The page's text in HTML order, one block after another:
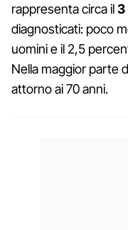
rappresenta circa il3
diagnosticati: poco
uomini e il 2,5
Nella maggior parte
attorno ai 70 anni.